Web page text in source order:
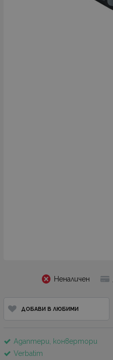
Неналичен
ДОБАВИ В ЛЮБИМИ
Адаптери, конвертори
Verbatim